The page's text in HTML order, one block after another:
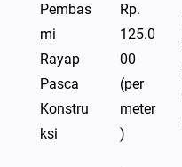
Pembas
mi
Rayap
Pasca
Konstru
ksi
Rp.
125.0
00
(per
meter
)